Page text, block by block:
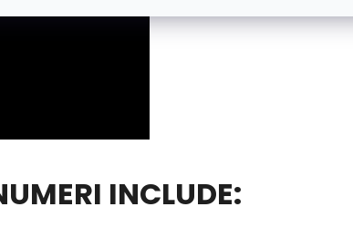
INCLUDE: